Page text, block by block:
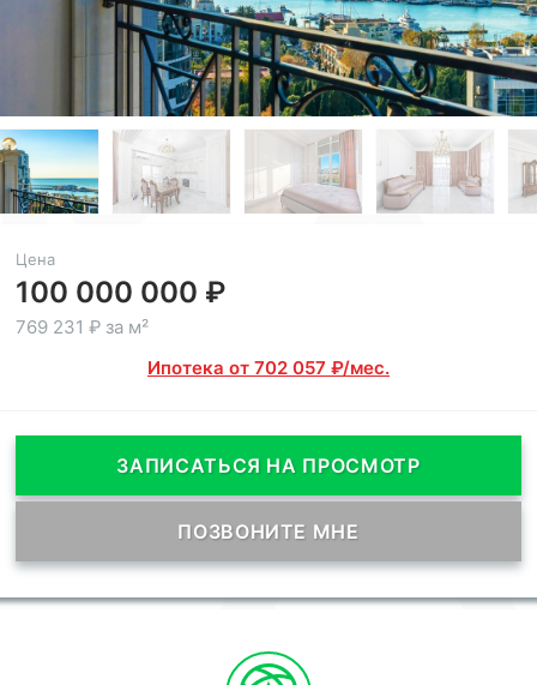
Цена
100 000 000 ₽
769 231 ₽ за м²
Ипотека от 702 057 ₽/мес.
ЗАПИСАТЬСЯ НА ПРОСМОТР
ПОЗВОНИТЕ МНЕ